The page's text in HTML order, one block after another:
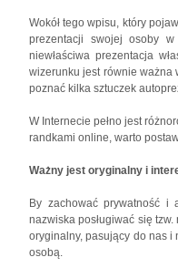
Wokół tego wpisu, który
prezentacji swojej osoby
niewłaściwa prezentacja
wizerunku jest równie ważna
poznać kilka sztuczek
W Internecie pełno jest
randkami online, warto
Ważny jest oryginalny i
By zachować prywatność i
nazwiska posługiwać się
oryginalny, pasujący do nas
osobą.